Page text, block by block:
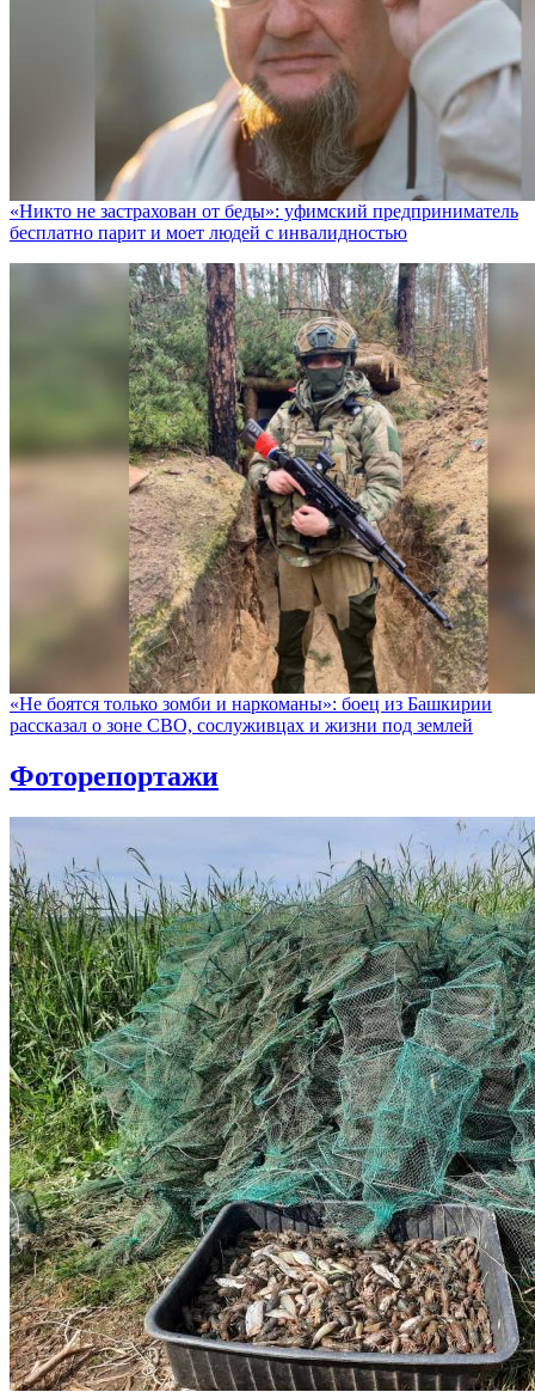
«Никто не заcтрахован от беды»: уфимский предприниматель
бесплатно парит и моет людей с инвалидностью
«Не боятся только зомби и наркоманы»: боец из Башкирии
рассказал о зоне СВО, сослуживцах и жизни под землей
Фоторепортажи